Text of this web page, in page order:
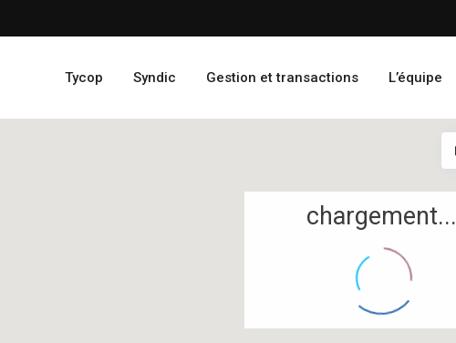
Tycop Syndic Gestion et transactions L’équipe
chargement...